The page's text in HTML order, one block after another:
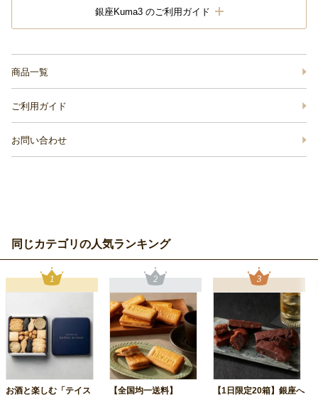
銀座Kuma3 のご利用ガイド
商品一覧
ご利用ガイド
お問い合わせ
同じカテゴリの人気ランキング
お酒と楽しむ「テイス
【全国均一送料】
【1日限定20箱】銀座へ